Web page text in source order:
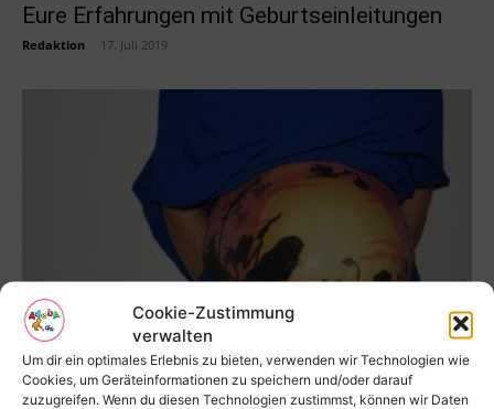
Cookie-Zustimmung
verwalten
Um dir ein optimales Erlebnis zu bieten, verwenden wir Technologien wie
Cookies, um Geräteinformationen zu speichern und/oder darauf
zuzugreifen. Wenn du diesen Technologien zustimmst, können wir Daten
Eure Erfahrungen mit Geburtseinleitungen
Redaktion 17. Juli 2019
Phasen der Geburt
Hauptredaktion_Adeba - 14. März 2019